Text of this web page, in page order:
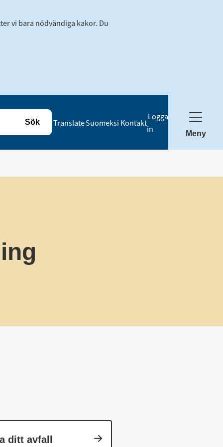
vi bara nödvändiga kakor. Du
TranslateSuomeksi Kontakt
Logga
in
Meny
ditt avfall